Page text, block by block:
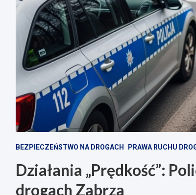
BEZPIECZEŃSTWO NA DROGACH PRAWA RUCHU
Działania „Prędkość”:
drogach Zabrza